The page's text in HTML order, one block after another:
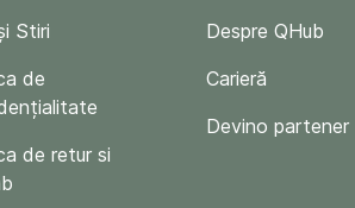
Stiri
de
de retur si
Despre QHub
Carieră
Devino partener